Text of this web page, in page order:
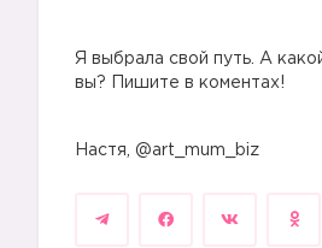
Я выбрала свой путь. А
вы? Пишите в коментах!
Настя, @art_mum_biz